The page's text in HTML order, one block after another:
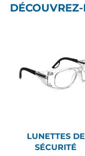
LUNETTES DE
SÉCURITÉ